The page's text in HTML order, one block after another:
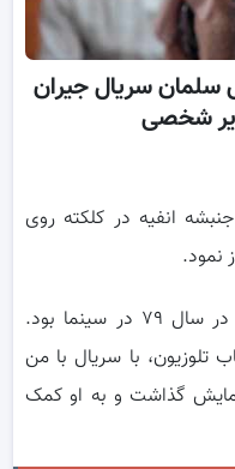
سلمان سریال جیران
شخصی
انفیه در کلکته روی
نمود.
فیلم سینمایی آبی اولین حضور وی در سال ۷۹ در سینما بود.
تلوزیون، با سریال با من
گذاشت و به او کمک